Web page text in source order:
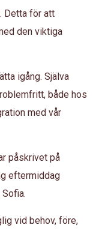
Detta för att
den viktiga
igång. Själva
både hos
med vår
påskrivet på
eftermiddag
vid behov, före,